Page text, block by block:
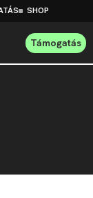
SHOP
Támogatás